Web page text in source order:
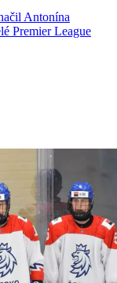
Antonína
Premier League